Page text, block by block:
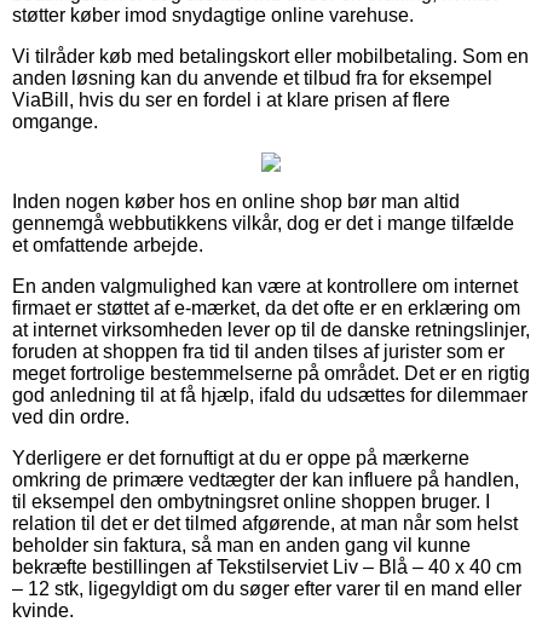
støtter køber imod snydagtige online varehuse.
Vi tilråder køb med betalingskort eller mobilbetaling. Som en
anden løsning kan du anvende et tilbud fra for eksempel
ViaBill, hvis du ser en fordel i at klare prisen af flere
omgange.
Inden nogen køber hos en online shop bør man altid
gennemgå webbutikkens vilkår, dog er det i mange tilfælde
et omfattende arbejde.
En anden valgmulighed kan være at kontrollere om internet
firmaet er støttet af e-mærket, da det ofte er en erklæring om
at internet virksomheden lever op til de danske retningslinjer,
foruden at shoppen fra tid til anden tilses af jurister som er
meget fortrolige bestemmelserne på området. Det er en rigtig
god anledning til at få hjælp, ifald du udsættes for dilemmaer
ved din ordre.
Yderligere er det fornuftigt at du er oppe på mærkerne
omkring de primære vedtægter der kan influere på handlen,
til eksempel den ombytningsret online shoppen bruger. I
relation til det er det tilmed afgørende, at man når som helst
beholder sin faktura, så man en anden gang vil kunne
bekræfte bestillingen af Tekstilserviet Liv – Blå – 40 x 40 cm
– 12 stk, ligegyldigt om du søger efter varer til en mand eller
kvinde.